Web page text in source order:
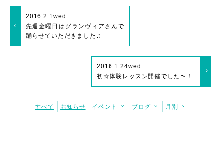
2016.2.1 wed.
先週金曜日はグランヴィアさんで
踊らせていただきました♫
2016.1.24wed.
初☆体験レッスン開催でした〜！
すべて お知らせ イベント ブログ 月別